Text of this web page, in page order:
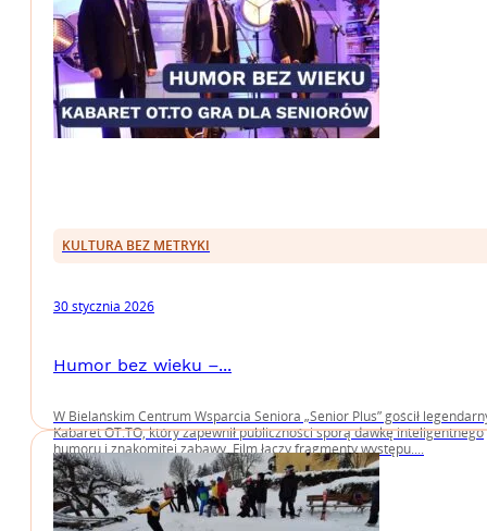
KULTURA BEZ METRYKI
30 stycznia 2026
Humor bez wieku –...
W Bielańskim Centrum Wsparcia Seniora „Senior Plus” gościł
Kabaret OT.TO, który zapewnił publiczności sporą dawkę inteligentnego
humoru i znakomitej zabawy. Film łączy fragmenty występu....